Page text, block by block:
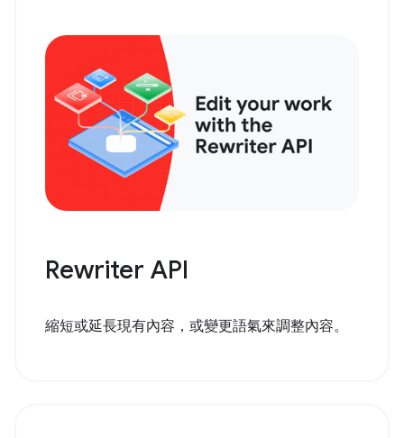
Rewriter API
縮短或延長現有內容，或變更語氣來調整內容。